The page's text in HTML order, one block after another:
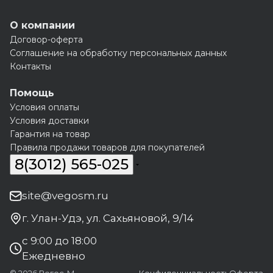
О компании
Договор-оферта
Соглашение на обработку персональных данных
Контакты
Помощь
Условия оплаты
Условия доставки
Гарантия на товар
Правила продажи товаров для покупателей
8(3012) 565-025
site@vegosm.ru
г. Улан-Удэ, ул. Сахьяновой, 9/14
с 9:00 до 18:00
Ежедневно